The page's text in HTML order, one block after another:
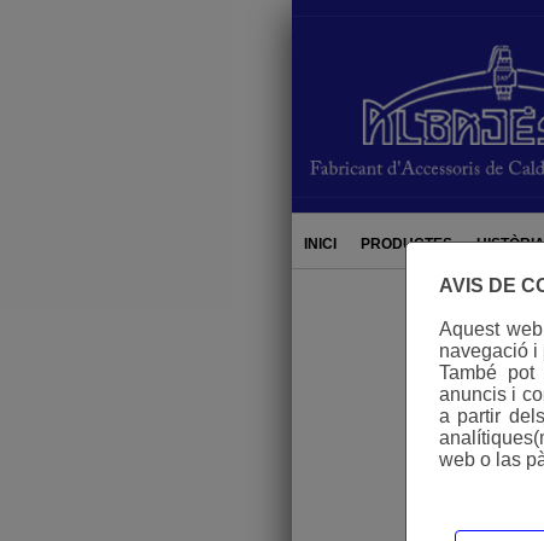
AVIS DE
Aquest
navegació i
També pot
anuncis i
a partir
web o las
INICI PRODUCTES HISTÒRIA